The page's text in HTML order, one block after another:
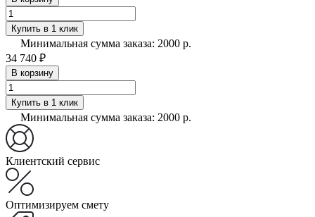
Купить в 1 клик
Минимальная сумма заказа: 2000 р.
34 740 ₽
В корзину
Купить в 1 клик
Минимальная сумма заказа: 2000 р.
Клиентский сервис
Оптимизируем смету